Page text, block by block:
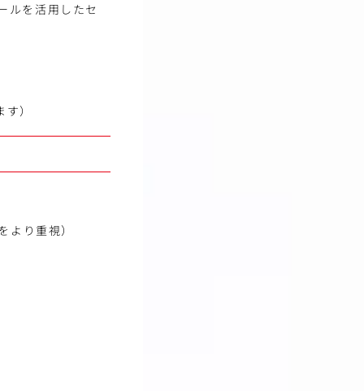
ルを活用したセ
）
り重視）